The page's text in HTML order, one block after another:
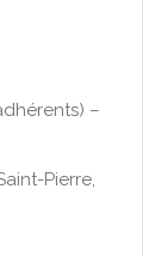
–
Pierre,